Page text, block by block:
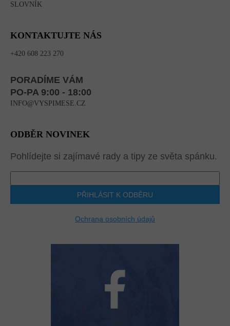
SLOVNÍK
KONTAKTUJTE NÁS
+420 608 223 270
PORADÍME VÁM
PO-PA 9:00 - 18:00
INFO@VYSPIMESE.CZ
ODBĚR NOVINEK
Pohlídejte si zajímavé rady a tipy ze světa spánku.
PŘIHLÁSIT K ODBĚRU
Ochrana osobních údajů